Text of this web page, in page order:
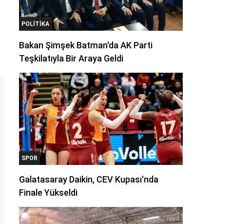
POLITIKA
Bakan Şimşek Batman'da AK Parti
Teşkilatıyla Bir Araya Geldi
SPOR
Galatasaray Daikin, CEV Kupası'nda
Finale Yükseldi